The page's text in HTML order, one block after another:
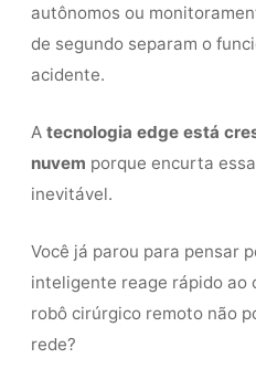
autônomos ou
de segundo separam o
acidente.
A tecnologia edge está
nuvem porque encurta
inevitável.
Você já parou para pensar
inteligente reage rápido ao
robô cirúrgico remoto não
rede?